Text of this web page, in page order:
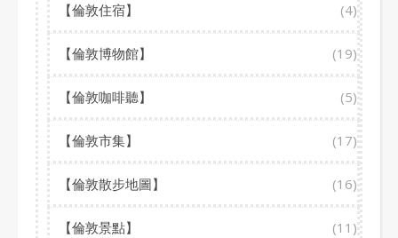
【倫敦住宿】 (4)
【倫敦博物館】 (19)
【倫敦咖啡聽】 (5)
【倫敦市集】 (17)
【倫敦散步地圖】 (16)
【倫敦景點】 (11)